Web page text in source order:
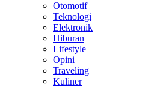
Otomotif
Teknologi
Elektronik
Hiburan
Lifestyle
Opini
Traveling
Kuliner